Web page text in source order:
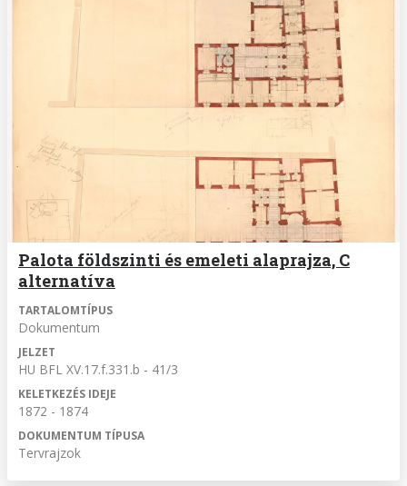
Palota földszinti és emeleti alaprajza, C
alternatíva
TARTALOMTÍPUS
Dokumentum
JELZET
HU BFL XV.17.f.331.b - 41/3
KELETKEZÉS IDEJE
1872 - 1874
DOKUMENTUM TÍPUSA
Tervrajzok